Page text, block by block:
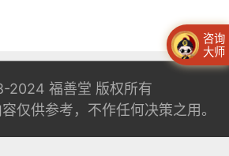
2024 福善堂 版权所有
仅供参考，不作任何决策之用。
咨询
大师